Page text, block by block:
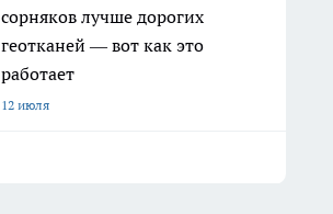
сорняков лучше дорогих
геотканей — вот как это
работает
12 июля